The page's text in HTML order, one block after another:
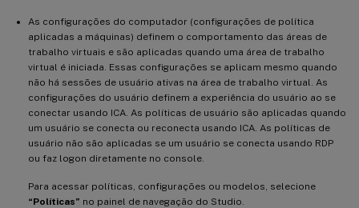
As configurações do computador (configurações de política
aplicadas a máquinas) definem o comportamento das áreas de
trabalho virtuais e são aplicadas quando uma área de trabalho
virtual é iniciada. Essas configurações se aplicam mesmo quando
não há sessões de usuário ativas na área de trabalho virtual. As
configurações do usuário definem a experiência do usuário ao se
conectar usando ICA. As políticas de usuário são aplicadas quando
um usuário se conecta ou reconecta usando ICA. As políticas de
usuário não são aplicadas se um usuário se conecta usando RDP
ou faz logon diretamente no console.
Para acessar políticas, configurações ou modelos, selecione
“Políticas” no painel de navegação do Studio.